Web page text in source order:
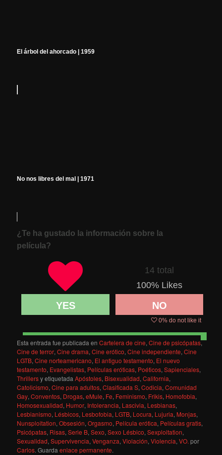
El árbol del ahorcado | 1959
No nos libres del mal | 1971
¿Te ha gustado la información sobre la
película?
14 total
100% Likes
YES NO
0% do not like it
Esta entrada fue publicada enCartelera de cine,Cine de psicópatas,
Cine de terror,Cine drama,Cine erótico,Cine independiente,Cine
LGTB,Cine norteamericano, El antiguo testamento, El nuevo
testamento, Evangelistas, Películas eróticas, Poéticos,Sapienciales,
Thrillersy etiquetadaApóstoles, Bisexualidad,California,
Catolicismo,Cine para adultos,Clasificada S,Codicia,Comunidad
Gay,Conventos, Drogas,eMule, Fe, Feminismo, Frikis, Homofobia,
Homosexualidad, Humor, Intolerancia, Lascivia, Lesbianas,
Lesbianismo, Lésbicos, Lesbofobia, LGTB, Locura, Lujuria, Monjas,
Nunsploitation,Obsesión,Orgasmo, Película erótica, Películas gratis,
Psicópatas, Risas,Serie B,Sexo,Sexo Lésbico,Sexploitation,
Sexualidad,Supervivencia,Venganza,Violación,Violencia,VO.por
Carlos. Guardaenlace permanente.